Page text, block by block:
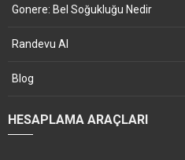
Gonere: Bel Soğukluğu Nedir
Randevu Al
Blog
HESAPLAMA ARAÇLARI